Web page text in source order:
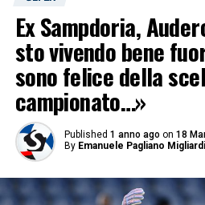
Ex Sampdoria,
sto vivendo bene
sono felice della
campionato…»
Published 1 anno ago on 18
By Emanuele Pagliano Migliardi